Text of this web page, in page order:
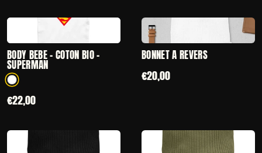
— BODY BÉBÉ - COTON BIO - SUPERMAN
BODY BÉBÉ - COTON BIO -
SUPERMAN
1 coloris disponibles
€22,00
— BONNET À
BONNET À REVERS
€20,00
— BONNET CÔTELÉ BIO " OURS ORIGAMI"— BONNET